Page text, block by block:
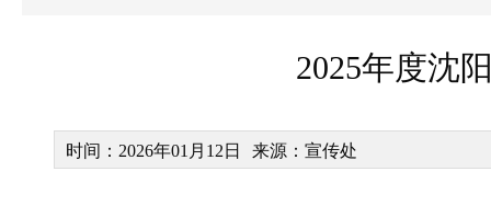
2025年度沈
时间：2026年01月12日 来源：宣传处